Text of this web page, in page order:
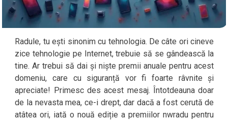
Radule, tu ești sinonim cu tehnologia. De câte ori cineve
zice tehnologie pe Internet, trebuie să se gândească la
tine. Ar trebui să dai și niște premii anuale pentru acest
domeniu, care cu siguranță vor fi foarte râvnite și
apreciate! Primesc des acest mesaj. Întotdeauna doar
de la nevasta mea, ce-i drept, dar dacă a fost cerută de
atâtea ori, iată o nouă ediție a premiilor nwradu pentru